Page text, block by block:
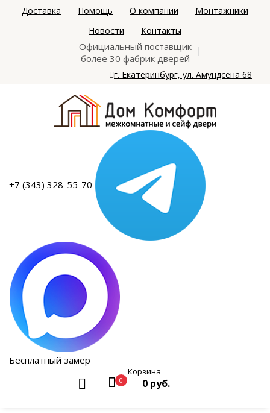
Доставка Помощь О компании
Монтажники
Новости
Контакты
Официальный поставщик
более 30 фабрик дверей
г. Екатеринбург, ул. Амундсена 68
+7 (343) 328-55-70
Бесплатный замер
0
Корзина
0 руб.